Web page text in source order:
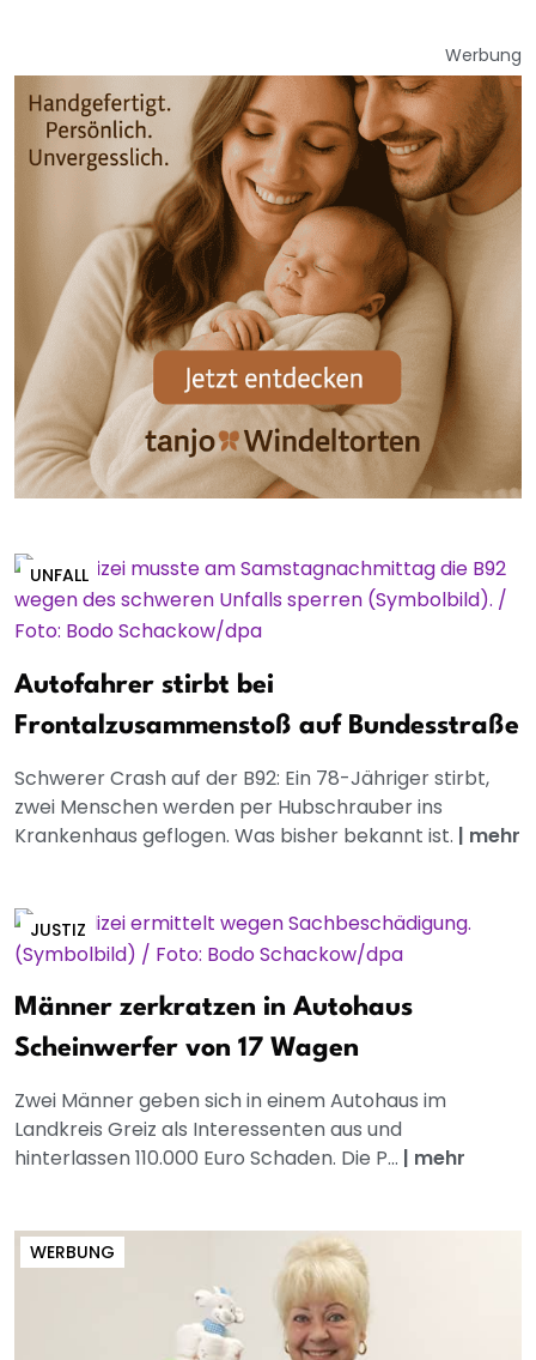
Werbung
UNFALL
Autofahrer stirbt bei
Frontalzusammenstoß auf Bundesstraße
Schwerer Crash auf der B92: Ein 78-Jähriger stirbt,
zwei Menschen werden per Hubschrauber ins
Krankenhaus geflogen. Was bisher bekannt ist. | mehr
JUSTIZ
Männer zerkratzen in Autohaus
Scheinwerfer von 17 Wagen
Zwei Männer geben sich in einem Autohaus im
Landkreis Greiz als Interessenten aus und
hinterlassen 110.000 Euro Schaden. Die P... | mehr
WERBUNG